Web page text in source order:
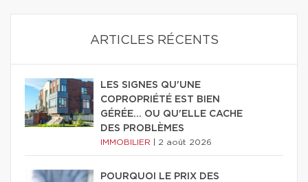
ARTICLES RÉCENTS
LES SIGNES QU'UNE
COPROPRIÉTÉ EST BIEN
GÉRÉE… OU QU'ELLE CACHE
DES PROBLÈMES
IMMOBILIER 2 août 2026
POURQUOI LE PRIX DES